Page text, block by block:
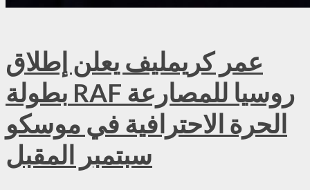
عمر كريمليف يعلن إطلاق
بطولة RAF روسيا للمصارعة
الحرة الاحترافية في موسكو
سبتمبر المقبل